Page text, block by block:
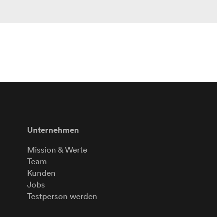
Unternehmen
Mission & Werte
Team
Kunden
Jobs
Testperson werden